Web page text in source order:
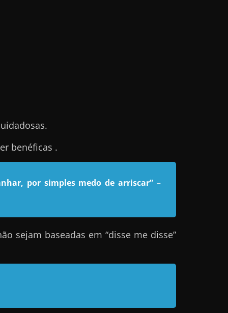
benéficas .
por simples medo de arriscar” –
sejam baseadas em “disse me disse”